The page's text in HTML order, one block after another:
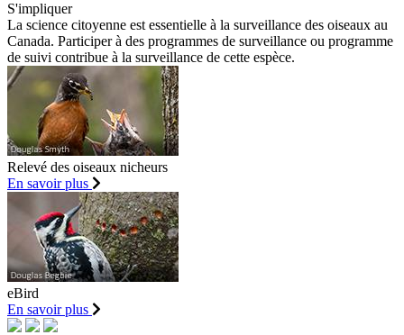
S'impliquer
La science citoyenne est essentielle à la surveillance des oiseaux au
Canada. Participer à des programmes de surveillance ou programme
de suivi contribue à la surveillance de cette espèce.
Relevé des oiseaux nicheurs
En savoir plus
eBird
En savoir plus